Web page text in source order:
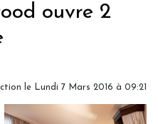
ouvre 2
le Lundi 7 Mars 2016 à 09:21